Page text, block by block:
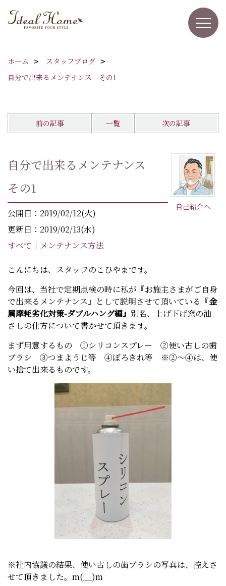
ホーム
スタッフブログ
自分で出来るメンテナンス その1
前の記事 一覧 次の記事
自己紹介へ
自分で出来るメンテナンス
その1
公開日：2019/02/12(火)
更新日：2019/02/13(水)
すべて ｜ メンテナンス方法
こんにちは、スタッフのこひやまです。
今回は、当社で定期点検の時に私が『お施主さまがご自身
で出来るメンテナンス』として説明させて頂いている『金
属摩耗劣化対策-ダブルハング編』 別名、上げ下げ窓の油
さしの仕方について書かせて頂きます。
まず用意するもの ①シリコンスプレー ②使い古しの歯
ブラシ ③つまようじ等 ④ぼろきれ等 ※②～④は、使
い捨て出来るものです。
※社内協議の結果、使い古しの歯ブラシの写真は、控えさ
せて頂きました。m(__)m